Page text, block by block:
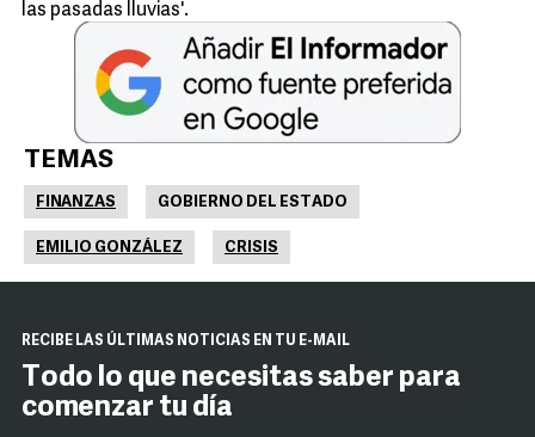
las pasadas lluvias'.
TEMAS
FINANZAS GOBIERNO DEL ESTADO
EMILIO GONZÁLEZ CRISIS
RECIBE LAS ÚLTIMAS NOTICIAS EN TU E-MAIL
Todo lo que necesitas saber para
comenzar tu día